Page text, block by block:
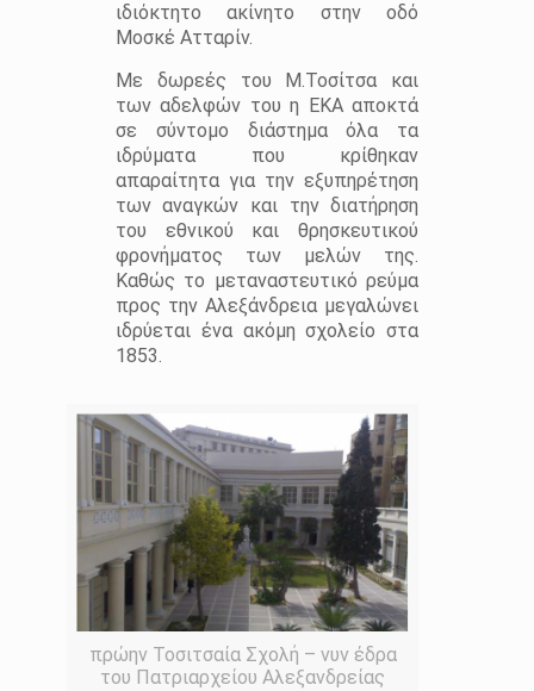
ιδιόκτητο ακίνητο στην οδό
Μοσκέ Ατταρίν.
Με δωρεές του Μ.Τοσίτσα και
των αδελφών του η ΕΚΑ αποκτά
σε σύντομο διάστημα όλα τα
ιδρύματα που κρίθηκαν
απαραίτητα για την εξυπηρέτηση
των αναγκών και την διατήρηση
του εθνικού και θρησκευτικού
φρονήματος των μελών της.
Καθώς το μεταναστευτικό ρεύμα
προς την Αλεξάνδρεια μεγαλώνει
ιδρύεται ένα ακόμη σχολείο στα
1853.
πρώην Τοσιτσαία Σχολή – νυν έδρα
του Πατριαρχείου Αλεξανδρείας